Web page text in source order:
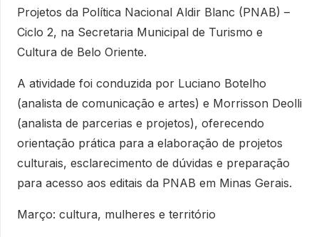
Projetos da Política Nacional Aldir Blanc (PNAB) –
Ciclo 2, na Secretaria Municipal de Turismo e
Cultura de Belo Oriente.
A atividade foi conduzida por Luciano Botelho
(analista de comunicação e artes) e Morrisson Deolli
(analista de parcerias e projetos), oferecendo
orientação prática para a elaboração de projetos
culturais, esclarecimento de dúvidas e preparação
para acesso aos editais da PNAB em Minas Gerais.
Março: cultura, mulheres e território